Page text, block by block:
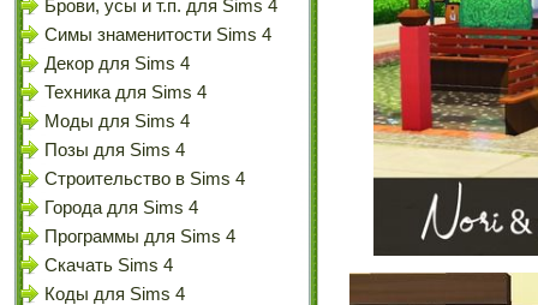
Брови, усы и т.п. для Sims 4
Симы знаменитости Sims 4
Декор для Sims 4
Техника для Sims 4
Моды для Sims 4
Позы для Sims 4
Строительство в Sims 4
Города для Sims 4
Программы для Sims 4
Скачать Sims 4
Коды для Sims 4